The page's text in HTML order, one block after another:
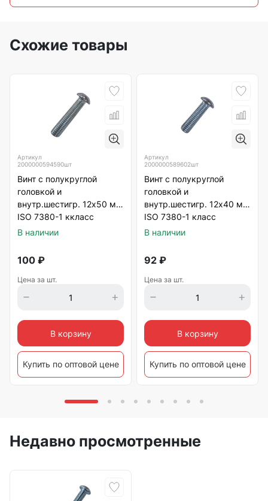
Схожие товары
Артикул
2000000594590шт
Винт с полукруглой
головкой и
внутр.шестигр. 12х50 мм
ISO 7380-1 ккласс
прочности 10.9,
В наличии
100 ₽
Цена за шт.
В корзину
Купить по оптовой цене
Артикул
2000000589602шт
Винт с полукруглой
головкой и
внутр.шестигр. 12х40 мм
ISO 7380-1 класс
прочности 10.9,
В наличии
92 ₽
Цена за шт.
В корзину
Купить по оптовой цене
Недавно просмотренные